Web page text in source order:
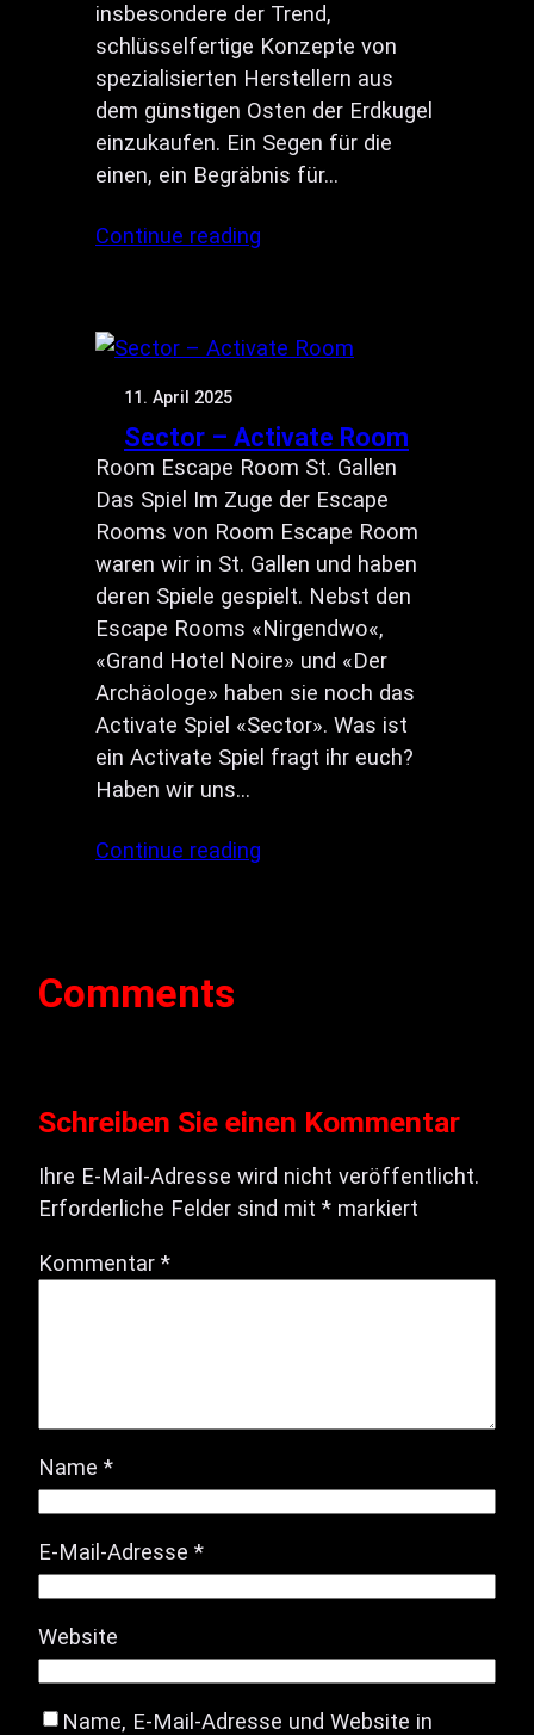
insbesondere der Trend,
schlüsselfertige Konzepte von
spezialisierten Herstellern aus
dem günstigen Osten der Erdkugel
einzukaufen. Ein Segen für die
einen, ein Begräbnis für…
Continue reading
11. April 2025
Sector – Activate Room
Room Escape Room St. Gallen
Das Spiel Im Zuge der Escape
Rooms von Room Escape Room
waren wir in St. Gallen und haben
deren Spiele gespielt. Nebst den
Escape Rooms «Nirgendwo«,
«Grand Hotel Noire» und «Der
Archäologe» haben sie noch das
Activate Spiel «Sector». Was ist
ein Activate Spiel fragt ihr euch?
Haben wir uns…
Continue reading
Comments
Schreiben Sie einen Kommentar
Ihre E-Mail-Adresse wird nicht veröffentlicht.
Erforderliche Felder sind mit * markiert
Kommentar *
Name *
E-Mail-Adresse *
Website
Name, E-Mail-Adresse und Website in